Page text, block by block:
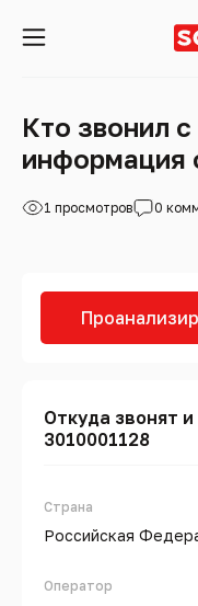
Кто звонил
информация
1 просмотров 0
Откуда звонят
3010001128
Страна
Российская
Оператор